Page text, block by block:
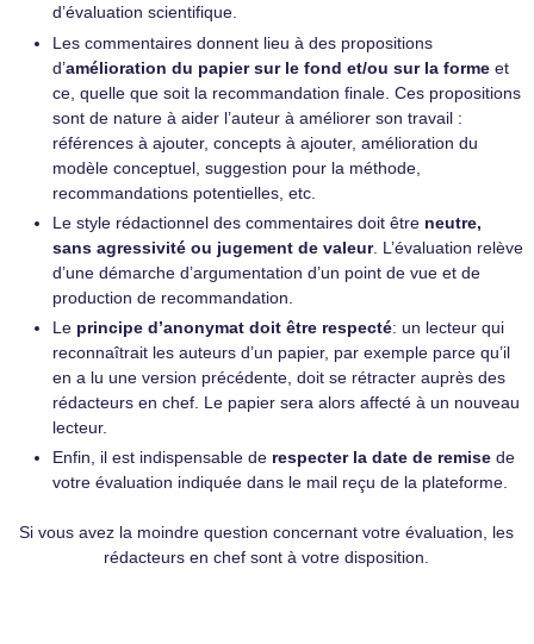
d’évaluation scientifique.
Les commentaires donnent lieu à des propositions
d’amélioration du papier sur le fond et/ou sur la forme et
ce, quelle que soit la recommandation finale. Ces propositions
sont de nature à aider l’auteur à améliorer son travail :
références à ajouter, concepts à ajouter, amélioration du
modèle conceptuel, suggestion pour la méthode,
recommandations potentielles, etc.
Le style rédactionnel des commentaires doit être neutre,
sans agressivité ou jugement de valeur. L’évaluation relève
d’une démarche d’argumentation d’un point de vue et de
production de recommandation.
Le principe d’anonymat doit être respecté: un lecteur qui
reconnaîtrait les auteurs d’un papier, par exemple parce qu’il
en a lu une version précédente, doit se rétracter auprès des
rédacteurs en chef. Le papier sera alors affecté à un nouveau
lecteur.
Enfin, il est indispensable de respecter la date de remise de
votre évaluation indiquée dans le mail reçu de la plateforme.
Si vous avez la moindre question concernant votre évaluation, les
rédacteurs en chef sont à votre disposition.